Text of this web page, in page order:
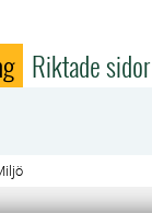
Riktade sidor